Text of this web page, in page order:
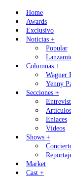
Skip
content
Home
Awards
Exclusivo
Noticias +
Popular
Columnas +
Wagner
Yenny
Secciones +
Artículos
Enlaces
Vídeos
Shows +
Market
Cast +